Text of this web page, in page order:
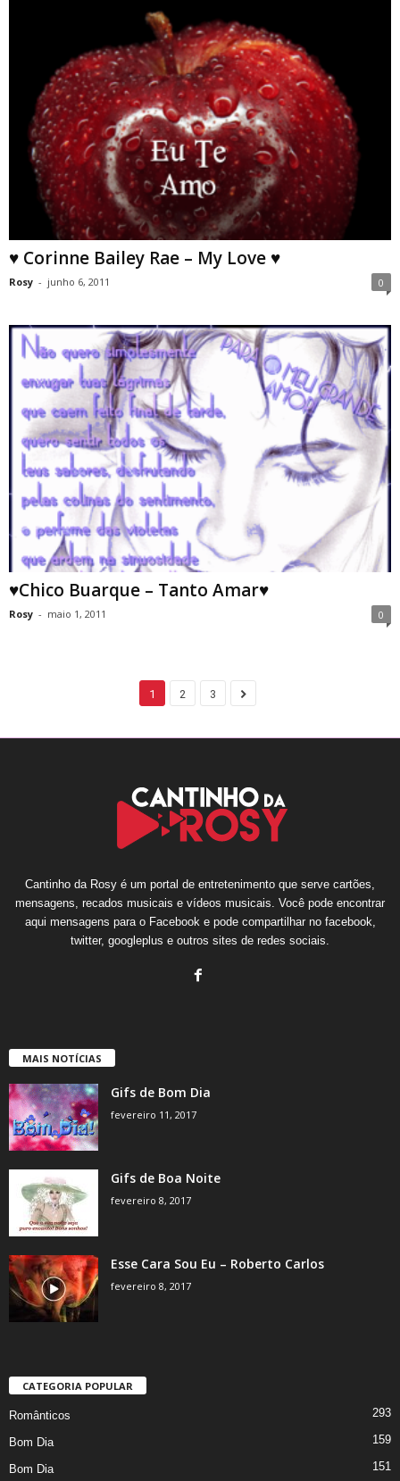
♥ Corinne Bailey Rae – My Love ♥
Rosy - junho 6, 2011 0
♥Chico Buarque – Tanto Amar♥
Rosy - maio 1, 2011 0
1 2 3
Cantinho da Rosy é um portal de entretenimento que serve cartões,
mensagens, recados musicais e vídeos musicais. Você pode encontrar
aqui mensagens para o Facebook e pode compartilhar no facebook,
twitter, googleplus e outros sites de redes sociais.
MAIS NOTÍCIAS
Gifs de Bom Dia
fevereiro 11, 2017
Gifs de Boa Noite
fevereiro 8, 2017
Esse Cara Sou Eu – Roberto Carlos
fevereiro 8, 2017
CATEGORIA POPULAR
Românticos 293
Bom Dia 159
Bom Dia 151